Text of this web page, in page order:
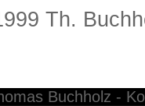
Th.
Buchholz -